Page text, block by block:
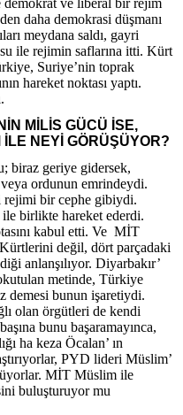
daha demokrasi düşmanı
meydana saldı, gayri
ile rejimin saflarına itti. Kürt
Suriye’nin toprak
hareket noktası yaptı.
MİLİS GÜCÜ İSE,
NEYİ GÖRÜŞÜYOR?
biraz geriye gidersek,
ordunun emrindeydi.
bir cephe gibiydi.
birlikte hareket ederdi.
kabul etti. Ve MİT
değil, dört parçadaki
anlanşılıyor. Diyarbakır’
metinde, Türkiye
demesi bunun işaretiydi.
olan örgütleri de kendi
bunu başaramayınca,
ha keza Öcalan’ ın
PYD lideri Müslim’
MİT Müslim ile
buluşturuyor mu